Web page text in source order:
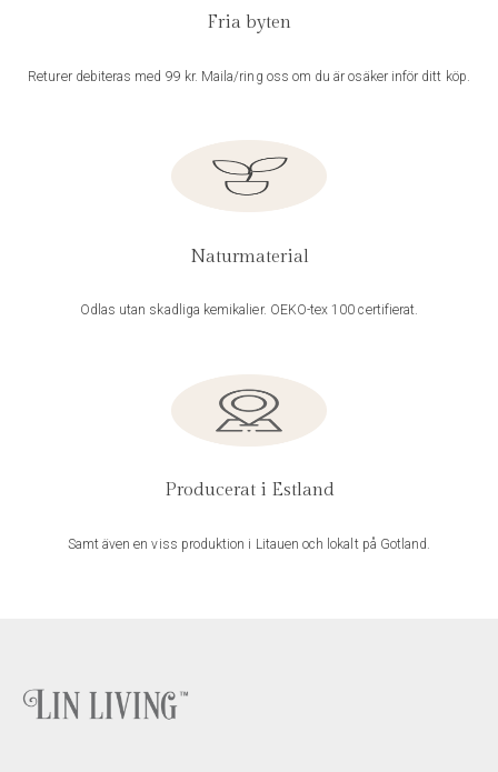
Fria byten
Returer debiteras med 99 kr. Maila/ring oss om du är osäker inför ditt köp.
Naturmaterial
Odlas utan skadliga kemikalier. OEKO-tex 100 certifierat.
Producerat i Estland
Samt även en viss produktion i Litauen och lokalt på Gotland.